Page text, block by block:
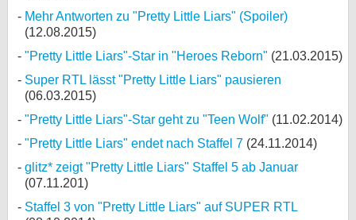
Mehr Antworten zu "Pretty Little Liars" (Spoiler)
(12.08.2015)
"Pretty Little Liars"-Star in "Heroes Reborn" (21.03.2015)
Super RTL lässt "Pretty Little Liars" pausieren
(06.03.2015)
"Pretty Little Liars"-Star geht zu "Teen Wolf" (11.02.2014)
"Pretty Little Liars" endet nach Staffel 7 (24.11.2014)
glitz* zeigt "Pretty Little Liars" Staffel 5 ab Januar
(07.11.201)
Staffel 3 von "Pretty Little Liars" auf SUPER RTL